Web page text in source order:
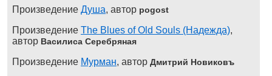
Произведение Душа, автор pogost
Произведение The Blues of Old Souls (Надежда),
автор Василиса Серебряная
Произведение Мурман, автор Дмитрий Новиковъ